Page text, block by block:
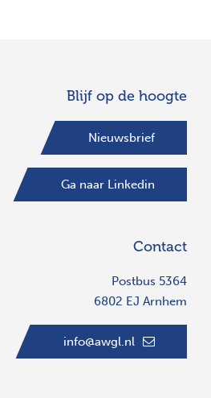
Blijf op de hoogte
Nieuwsbrief
Ga naar Linkedin
Contact
Postbus 5364
6802 EJ Arnhem
info@awgl.nl